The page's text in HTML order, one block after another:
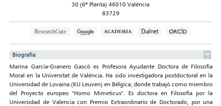
30 (6ª Planta) 46010 València
83729
Biografía
Marina García-Granero Gascó es Profesora Ayudante Doctora de Filosofía
Moral en la Universitat de València. Ha sido investigadora postdoctoral en la
Universidad de Lovaina (KU Leuven) en Bélgica, donde trabajó como miembro
del Proyecto europeo "Homo Mimeticus". Es doctora en Filosofía por la
Universidad de Valencia con Premio Extraordinario de Doctorado, por una